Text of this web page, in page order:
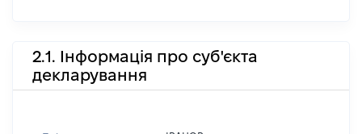
2.1. Інформація про суб'єкта
декларування